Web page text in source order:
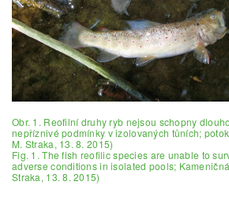
Obr. 1. Reofilní druhy ryb nejsou schopny
nepříznivé podmínky v izolovaných tůních;
M. Straka, 13. 8. 2015)
Fig. 1. The fish reofilic species are unable to
adverse conditions in isolated pools;
Straka, 13. 8. 2015)